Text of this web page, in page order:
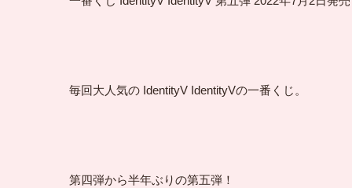
毎回大人気の IdentityV IdentityVの一番くじ。
第四弾から半年ぶりの第五弾！